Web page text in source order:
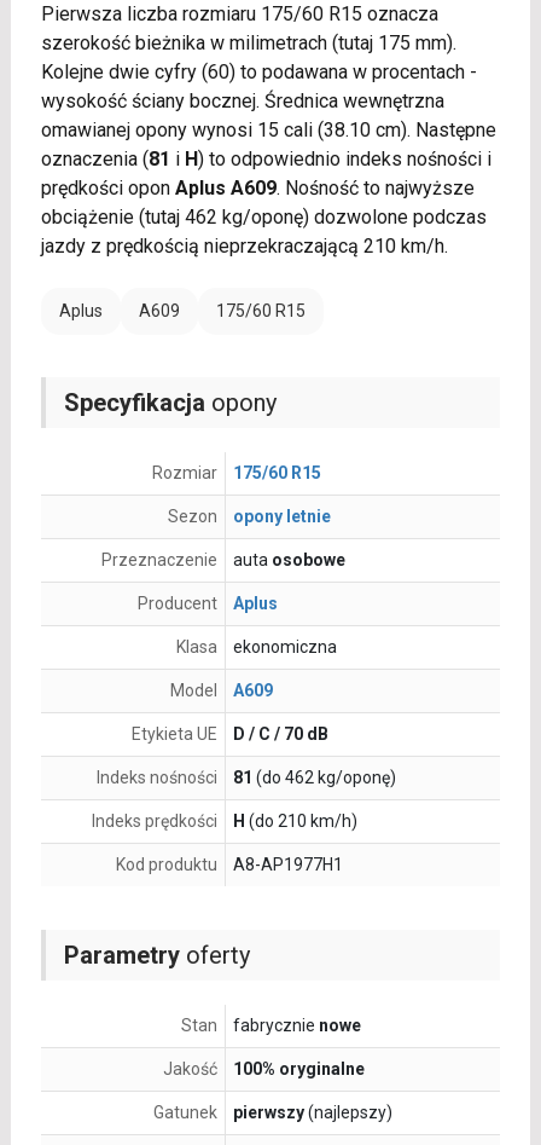
Pierwsza liczba rozmiaru 175/60 R15 oznacza
szerokość bieżnika w milimetrach (tutaj 175 mm).
Kolejne dwie cyfry (60) to podawana w procentach -
wysokość ściany bocznej. Średnica wewnętrzna
omawianej opony wynosi 15 cali (38.10 cm). Następne
oznaczenia (81 i H) to odpowiednio indeks nośności i
prędkości opon Aplus A609. Nośność to najwyższe
obciążenie (tutaj 462 kg/oponę) dozwolone podczas
jazdy z prędkością nieprzekraczającą 210 km/h.
Aplus A609 175/60 R15
Parametryoferty
Stan fabrycznie nowe
Jakość 100% oryginalne
Gatunek pierwszy(najlepszy)
Specyfikacja opony
Rozmiar 175/60 R15
Sezon opony letnie
Przeznaczenie auta osobowe
Producent Aplus
Klasa ekonomiczna
Model A609
Etykieta UE D / C / 70 dB
Indeks nośności 81 (do 462 kg/oponę)
Indeks prędkości H (do 210 km/h)
Kod produktu A8-AP1977H1